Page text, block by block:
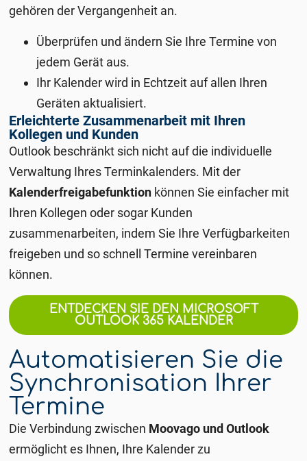
gehören der Vergangenheit an.
Überprüfen und ändern Sie Ihre Termine von
jedem Gerät aus.
Ihr Kalender wird in Echtzeit auf allen Ihren
Geräten aktualisiert.
Erleichterte Zusammenarbeit mit Ihren
Kollegen und Kunden
Outlook beschränkt sich nicht auf die individuelle
Verwaltung Ihres Terminkalenders. Mit der
Kalenderfreigabefunktion können Sie einfacher mit
Ihren Kollegen oder sogar Kunden
zusammenarbeiten, indem Sie Ihre Verfügbarkeiten
freigeben und so schnell Termine vereinbaren
können.
ENTDECKEN SIE DEN MICROSOFT
OUTLOOK 365 KALENDER
Automatisieren Sie die
Synchronisation Ihrer
Termine
Die Verbindung zwischen Moovago und Outlook
ermöglicht es Ihnen, Ihre Kalender zu